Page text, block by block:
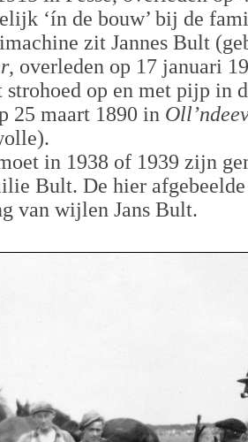
‘ín de bouw’ bij de
zit Jannes Bult
, overleden op 17 januari
strohoed op en met pijp in
25 maart 1890 in
in 1938 of 1939 zijn
Bult. De hier
van wijlen Jans Bult.